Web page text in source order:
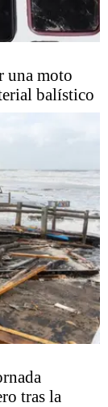
una moto
balístico
tras la